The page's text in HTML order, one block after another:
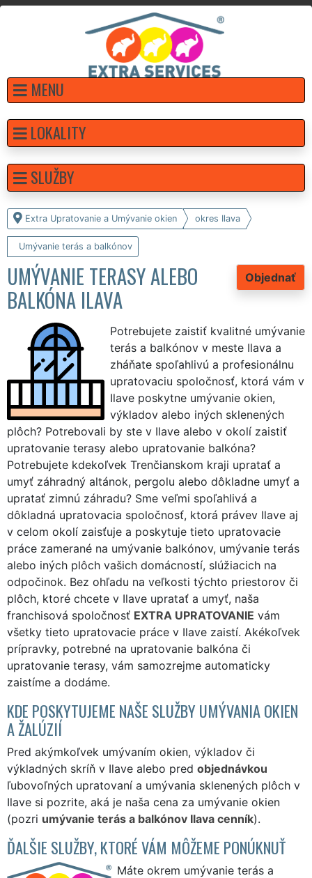
MENU
Extra Upratovanie a Umývanie okien okres Ilava
Umývanie terás a balkónov
Objednať
UMÝVANIE TERASY ALEBO
BALKÓNA ILAVA
Potrebujete zaistiť kvalitné umývanie
terás a balkónov v meste Ilava a
zháňate spoľahlivú a profesionálnu
upratovaciu spoločnosť, ktorá vám v
Ilave poskytne umývanie okien,
výkladov alebo iných sklenených
plôch? Potrebovali by ste v Ilave alebo v okolí zaistiť
upratovanie terasy alebo upratovanie balkóna?
Potrebujete kdekoľvek Trenčianskom kraji upratať a
umyť záhradný altánok, pergolu alebo dôkladne umyť a
upratať zimnú záhradu? Sme veľmi spoľahlivá a
dôkladná upratovacia spoločnosť, ktorá právev Ilave aj
v celom okolí zaisťuje a poskytuje tieto upratovacie
práce zamerané na umývanie balkónov, umývanie terás
alebo iných plôch vašich domácností, slúžiacich na
odpočinok. Bez ohľadu na veľkosti týchto priestorov či
plôch, ktoré chcete v Ilave upratať a umyť, naša
franchisová spoločnosť EXTRA UPRATOVANIE vám
všetky tieto upratovacie práce v Ilave zaistí. Akékoľvek
prípravky, potrebné na upratovanie balkóna či
upratovanie terasy, vám samozrejme automaticky
zaistíme a dodáme.
KDE POSKYTUJEME NAŠE SLUŽBY UMÝVANIA OKIEN
A ŽALÚZIÍ
Pred akýmkoľvek umývaním okien, výkladov či
výkladných skríň v Ilave alebo pred objednávkou
ľubovoľných upratovaní a umývania sklenených plôch v
Ilave si pozrite, aká je naša cena za umývanie okien
(pozri umývanie terás a balkónov Ilava cenník).
ĎALŠIE SLUŽBY, KTORÉ VÁM MÔŽEME PONÚKNUŤ
Máte okrem umývanie terás a
LOKALITY
SLUŽBY